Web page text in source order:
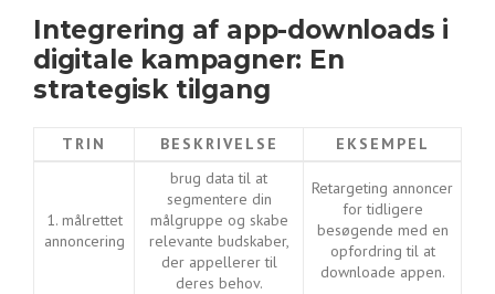
Integrering af app-downloads i
digitale kampagner: En
strategisk tilgang
TRIN BESKRIVELSE EKSEMPEL
1. målrettet
annoncering
brug data til at
segmentere din
målgruppe og skabe
relevante budskaber,
der appellerer til
deres behov.
Retargeting annoncer
for tidligere
besøgende med en
opfordring til at
downloade appen.